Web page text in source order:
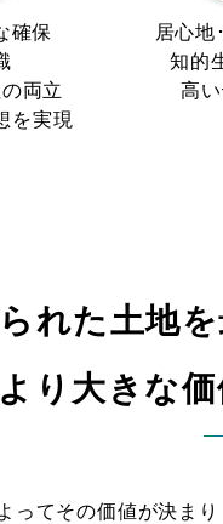
確保
両立
を実現
居心地
知的
高
れた土地
より大きな価
ってその価値が決ま